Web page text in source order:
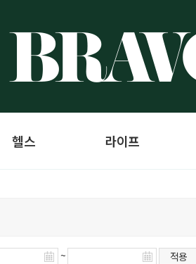
헬스 라이프
~ 적용